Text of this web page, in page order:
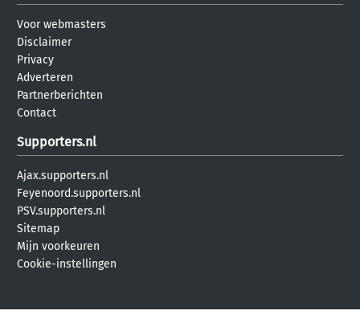
Voor webmasters
Disclaimer
Privacy
Adverteren
Partnerberichten
Contact
Supporters.nl
Ajax.supporters.nl
Feyenoord.supporters.nl
PSV.supporters.nl
Sitemap
Mijn voorkeuren
Cookie-instellingen